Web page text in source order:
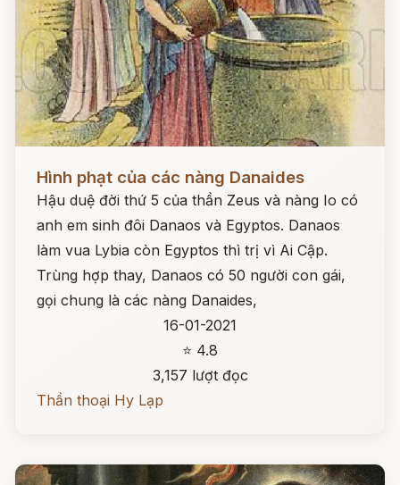
Hình phạt của các nàng Danaides
Hậu duệ đời thứ 5 của thần Zeus và nàng Io có
anh em sinh đôi Danaos và Egyptos. Danaos
làm vua Lybia còn Egyptos thì trị vì Ai Cập.
Trùng hợp thay, Danaos có 50 người con gái,
gọi chung là các nàng Danaides,
16-01-2021
⭐ 4.8
3,157 lượt đọc
Thần thoại Hy Lạp